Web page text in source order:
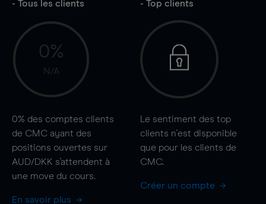
- Tous les clients
0%
N/A
0% des comptes clients
de CMC ayant des
positions ouvertes sur
AUD/DKK s'attendent à
une move du cours.
En savoir plus
- Top clients
Le sentiment des top
clients n'est disponible
que pour les clients de
CMC.
Créer un compte